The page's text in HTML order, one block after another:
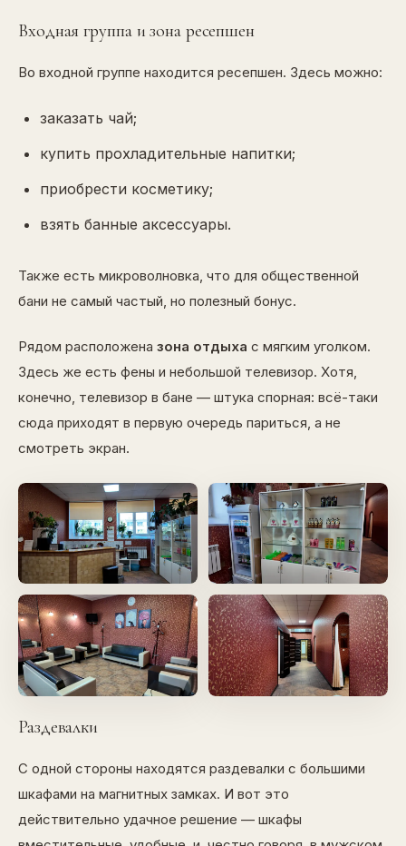
Входная группа и зона ресепшен
Во входной группе находится ресепшен. Здесь можно:
заказать чай;
купить прохладительные напитки;
приобрести косметику;
взять банные аксессуары.
Также есть микроволновка, что для общественной
бани не самый частый, но полезный бонус.
Рядом расположена зона отдыха с мягким уголком.
Здесь же есть фены и небольшой телевизор. Хотя,
конечно, телевизор в бане — штука спорная: всё-таки
сюда приходят в первую очередь париться, а не
смотреть экран.
Раздевалки
С одной стороны находятся раздевалки с большими
шкафами на магнитных замках. И вот это
действительно удачное решение — шкафы